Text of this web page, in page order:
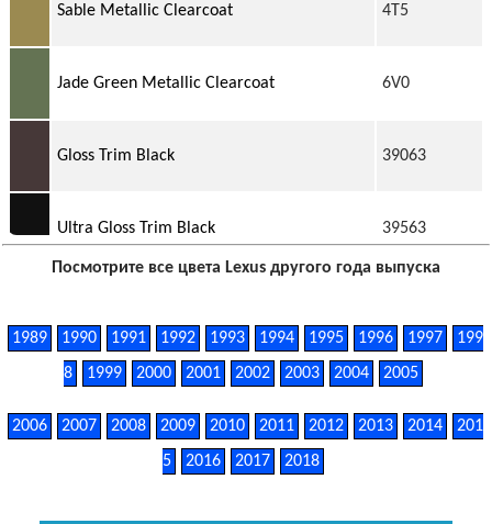
Sable Metallic Clearcoat 4T5
Jade Green Metallic Clearcoat 6V0
Gloss Trim Black 39063
Ultra Gloss Trim Black 39563
Посмотрите все цвета Lexus другого года выпуска
1989 1990 1991 1992 1993 1994 1995 1996 1997
199
8
1999 2000 2001 2002 2003 2004 2005
2006 2007 2008 2009 2010 2011 2012 2013 2014
201
5
2016 2017 2018